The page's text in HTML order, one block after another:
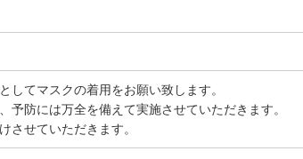
してマスクの着用をお願い致します。
予防には万全を備えて実施させていただきます。
させていただきます。